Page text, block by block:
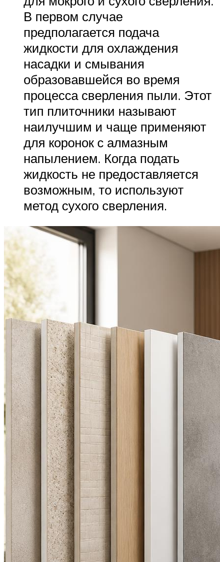
В первом случае
предполагается подача
жидкости для охлаждения
насадки и смывания
образовавшейся во время
процесса сверления пыли. Этот
тип плиточники называют
наилучшим и чаще применяют
для коронок с алмазным
напылением. Когда подать
жидкость не предоставляется
возможным, то используют
метод сухого сверления.